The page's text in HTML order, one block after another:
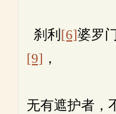
刹利 [6]婆罗门
[9] ，
无有遮护者，